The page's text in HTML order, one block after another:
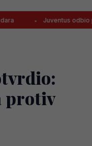
Juventus odbio ponudu
protiv